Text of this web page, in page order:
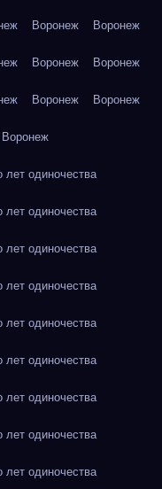
Воронеж Воронеж
Воронеж Воронеж
Воронеж Воронеж
Воронеж
одиночества
одиночества
одиночества
одиночества
одиночества
одиночества
одиночества
одиночества
одиночества